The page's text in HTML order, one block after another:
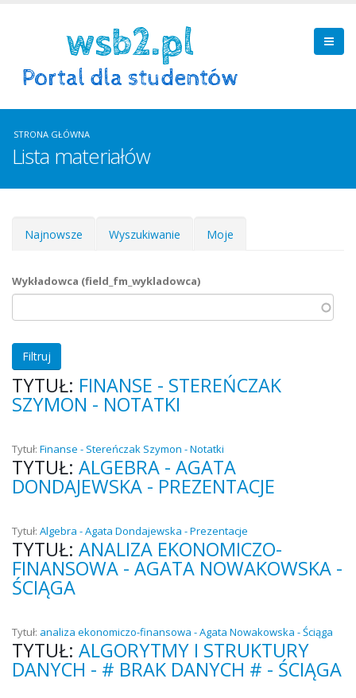
STRONA GŁÓWNA
Lista materiałów
Zakładki podstawowe
Najnowsze Wyszukiwanie Moje
Wykładowca (field_fm_wykladowca)
TYTUŁ: FINANSE - STEREŃCZAK
SZYMON - NOTATKI
Tytuł: Finanse - Stereńczak Szymon - Notatki
TYTUŁ: ALGEBRA - AGATA
DONDAJEWSKA - PREZENTACJE
Tytuł: Algebra - Agata Dondajewska - Prezentacje
TYTUŁ: ANALIZA EKONOMICZO-
FINANSOWA - AGATA NOWAKOWSKA -
ŚCIĄGA
Tytuł: analiza ekonomiczo-finansowa - Agata Nowakowska - Ściąga
TYTUŁ: ALGORYTMY I STRUKTURY
DANYCH - # BRAK DANYCH # - ŚCIĄGA